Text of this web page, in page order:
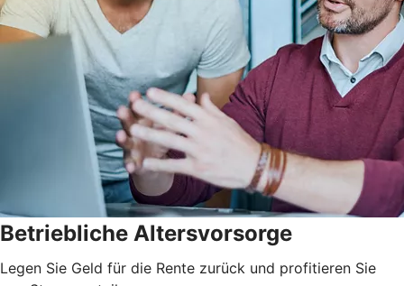
Betriebliche Altersvorsorge
Legen Sie Geld für die Rente zurück und profitieren Sie